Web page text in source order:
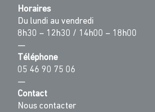
Horaires
Du lundi au vendredi
8h30 – 12h30 / 14h00 – 18h00
—
Téléphone
05 46 90 75 06
—
Contact
Nous contacter